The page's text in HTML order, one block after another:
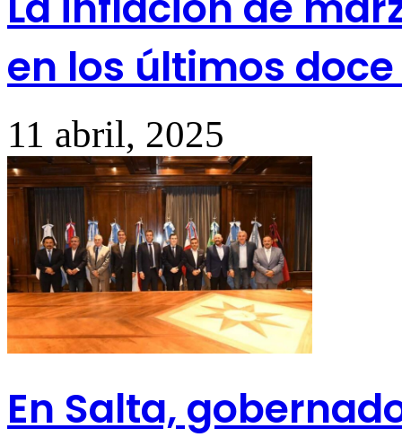
en los últimos
11 abril, 2025
En Salta,